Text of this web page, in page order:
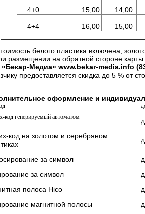
4+0 15,00 14,00
4+4 16,00 15,00
белого пластика включена,
размещении на обратной стороне
Медиа» www.bekar-media.info
предоставляется скидка до 5 % от
код генерируемый автоматом
код на золотом и серебряном
за символ
за символ
полоса Hico
магнитной полосы